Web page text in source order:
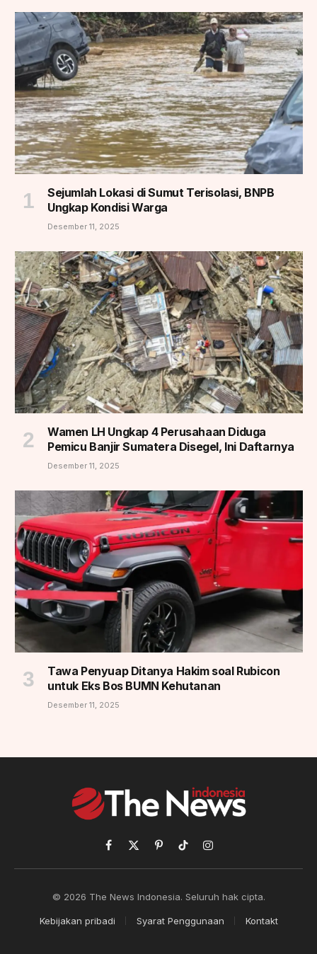
Sejumlah Lokasi di Sumut Terisolasi, BNPB
Ungkap Kondisi Warga
Desember 11, 2025
Wamen LH Ungkap 4 Perusahaan Diduga
Pemicu Banjir Sumatera Disegel, Ini Daftarnya
Desember 11, 2025
Tawa Penyuap Ditanya Hakim soal Rubicon
untuk Eks Bos BUMN Kehutanan
Desember 11, 2025
Facebook
X
(Twitter)
PinterestTikTokInstagram
© 2026 The News Indonesia. Seluruh hak cipta.
Kebijakan pribadi Syarat Penggunaan Kontakt